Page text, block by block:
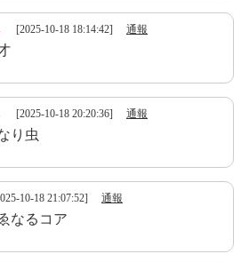
[2025-10-18 18:14:42] 通報
[2025-10-18 20:20:36] 通報
り虫
10-18 21:07:52] 通報
なるコア